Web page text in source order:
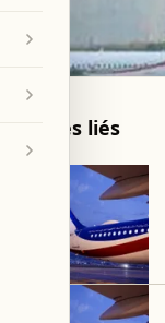
Articles liés